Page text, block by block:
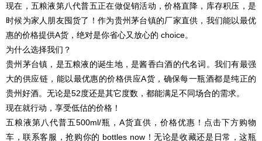
现在，五粮液第八代普五正在做促销活动，价格直降，库存积压，是
时候为家人朋友囤货了！作为贵州茅台镇的厂家直供，我们能以最优
惠的价格提供A货，绝对是你省心又放心的 choice。
为什么选择我们？
贵州茅台镇，是五粮液的诞生地，是酱香白酒的代名词。我们有最强
大的供应链，能以最优惠的价格供应A货，确保每一瓶酒都是纯正的
贵州好酒。无论是52度还是其它度数，都能满足不同场合的需求。
现在就行动，享受低估的价格！
五粮液第八代普五500ml/瓶，A货直供，价格优惠！点击下方购物
车，联系客服，抢购你的 bottles now！无论是收藏还是日常，这瓶